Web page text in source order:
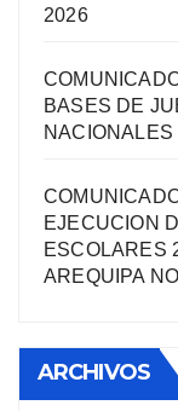
2026
BASES DE
NACIONALES
EJECUCION
ESCOLARES
AREQUIPA
ARCHIVOS